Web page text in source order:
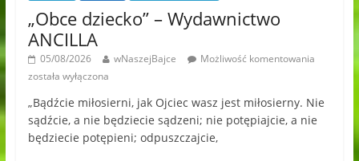
„Obce dziecko” – Wydawnictwo
ANCILLA
05/08/2026 wNaszejBajce
Możliwość komentowania
została wyłączona
„Bądźcie miłosierni, jak Ojciec wasz jest miłosierny. Nie
sądźcie, a nie będziecie sądzeni; nie potępiajcie, a nie
będziecie potępieni; odpuszczajcie,